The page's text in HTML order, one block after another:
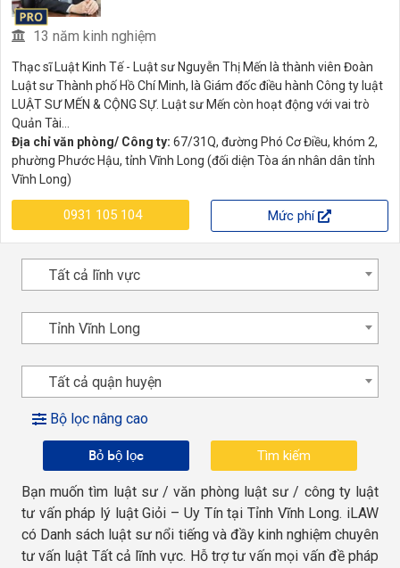
13 năm kinh nghiệm
Thạc sĩ Luật Kinh Tế - Luật sư Nguyễn Thị Mến là thành viên Đoàn
Luật sư Thành phố Hồ Chí Minh, là Giám đốc điều hành Công ty luật
LUẬT SƯ MẾN & CỘNG SỰ. Luật sư Mến còn hoạt động với vai trò
Quản Tài...
Địa chỉ văn phòng/ Công ty: 67/31Q, đường Phó Cơ Điều, khóm 2,
phường Phước Hậu, tỉnh Vĩnh Long (đối diện Tòa án nhân dân tỉnh
Vĩnh Long)
0931 105 104 Mức phí
Tất cả lĩnh vực
Tỉnh Vĩnh Long
Tất cả quận huyện
Bộ lọc nâng cao
Bỏ bộ lọc
Bạn muốn tìm luật sư / văn phòng luật sư / công ty luật
tư vấn pháp lý luật Giỏi – Uy Tín tại Tỉnh Vĩnh Long. iLAW
có Danh sách luật sư nổi tiếng và đầy kinh nghiệm chuyên
tư vấn luật Tất cả lĩnh vực. Hỗ trợ tư vấn mọi vấn đề pháp